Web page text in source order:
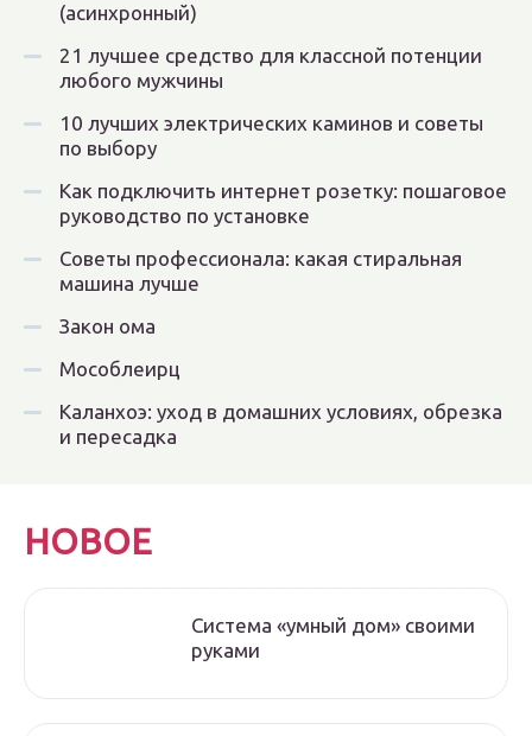
(асинхронный)
21 лучшее средство для классной потенции
любого мужчины
10 лучших электрических каминов и советы
по выбору
Как подключить интернет розетку: пошаговое
руководство по установке
Советы профессионала: какая стиральная
машина лучше
Закон ома
Мособлеирц
Каланхоэ: уход в домашних условиях, обрезка
и пересадка
НОВОЕ
Система «умный дом» своими
руками